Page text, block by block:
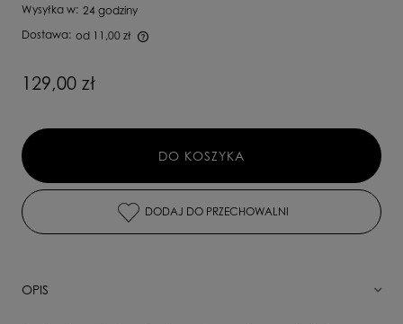
Wysyłka w: 24 godziny
Dostawa: od 11,00 zł
129,00 zł
DO KOSZYKA
DODAJ DO PRZECHOWALNI
OPIS